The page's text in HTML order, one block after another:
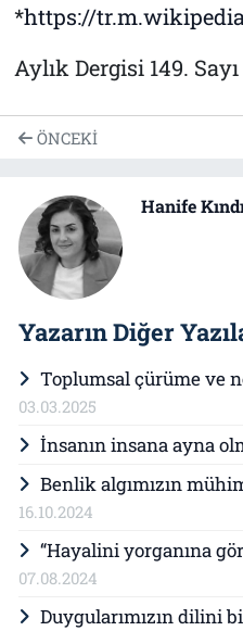
*https://
Aylık Dergisi 149.
ÖNCEKI
Hanife
Yazarın Diğer
Toplumsal çürüme ve
03.03.2025
İnsanın insana ayna
Benlik algımızın
16.10.2024
“Hayalini yorganına
07.08.2024
Duygularımızın dilini